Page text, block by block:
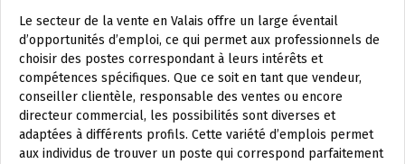
Le secteur de la vente en Valais offre un large éventail
d’opportunités d’emploi, ce qui permet aux professionnels de
choisir des postes correspondant à leurs intérêts et
compétences spécifiques. Que ce soit en tant que vendeur,
conseiller clientèle, responsable des ventes ou encore
directeur commercial, les possibilités sont diverses et
adaptées à différents profils. Cette variété d’emplois permet
aux individus de trouver un poste qui correspond parfaitement